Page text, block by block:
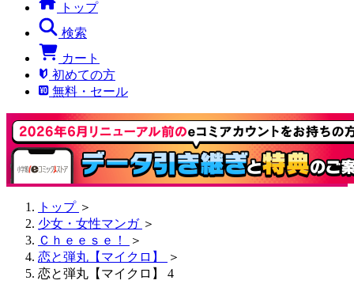
トップ
検索
カート
初めての方
無料・セール
トップ ＞
少女・女性マンガ ＞
Ｃｈｅｅｓｅ！
＞
恋と弾丸【マイクロ】
＞
恋と弾丸【マイクロ】 4